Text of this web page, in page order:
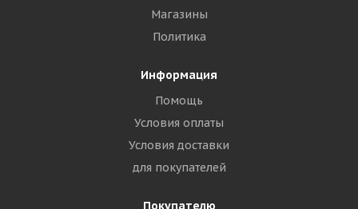
Магазины
Политика
Информация
Помощь
Условия оплаты
Условия доставки
для покупателей
Покупателю